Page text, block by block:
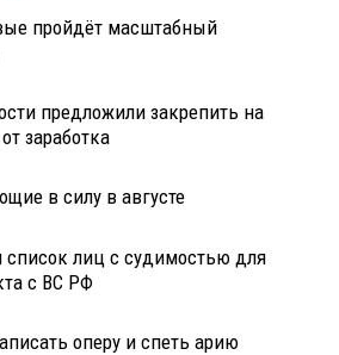
пройдёт масштабный
предложили закрепить на
заработка
в силу в августе
список лиц с судимостью для
с ВС РФ
оперу и спеть арию